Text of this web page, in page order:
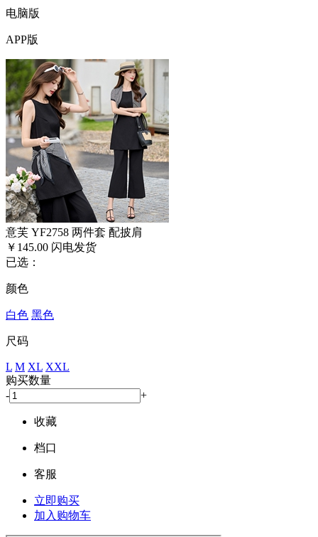
电脑版
APP版
意芙 YF2758 两件套 配披肩
￥145.00 闪电发货
已选：
颜色
白色 黑色
尺码
L M XL XXL
购买数量
-
+
收藏
档口
客服
立即购买
加入购物车